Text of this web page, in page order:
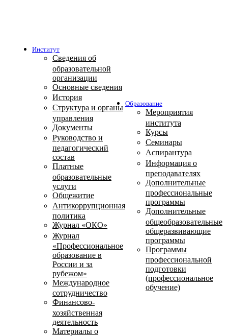
Институт
Сведения об
образовательной
организации
Основные сведения
История
Структура и органы
управления
Документы
Руководство и
педагогический
состав
Платные
образовательные
услуги
Общежитие
Антикоррупционная
политика
Журнал «ОКО»
Журнал
«Профессиональное
образование в
России и за
рубежом»
Международное
сотрудничество
Финансово-
хозяйственная
деятельность
Материалы о
Образование
Мероприятия
института
Курсы
Семинары
Аспирантура
Информация о
преподавателях
Дополнительные
профессиональные
программы
Дополнительные
общеобразовательные
общеразвивающие
программы
Программы
профессиональной
подготовки
(профессиональное
обучение)